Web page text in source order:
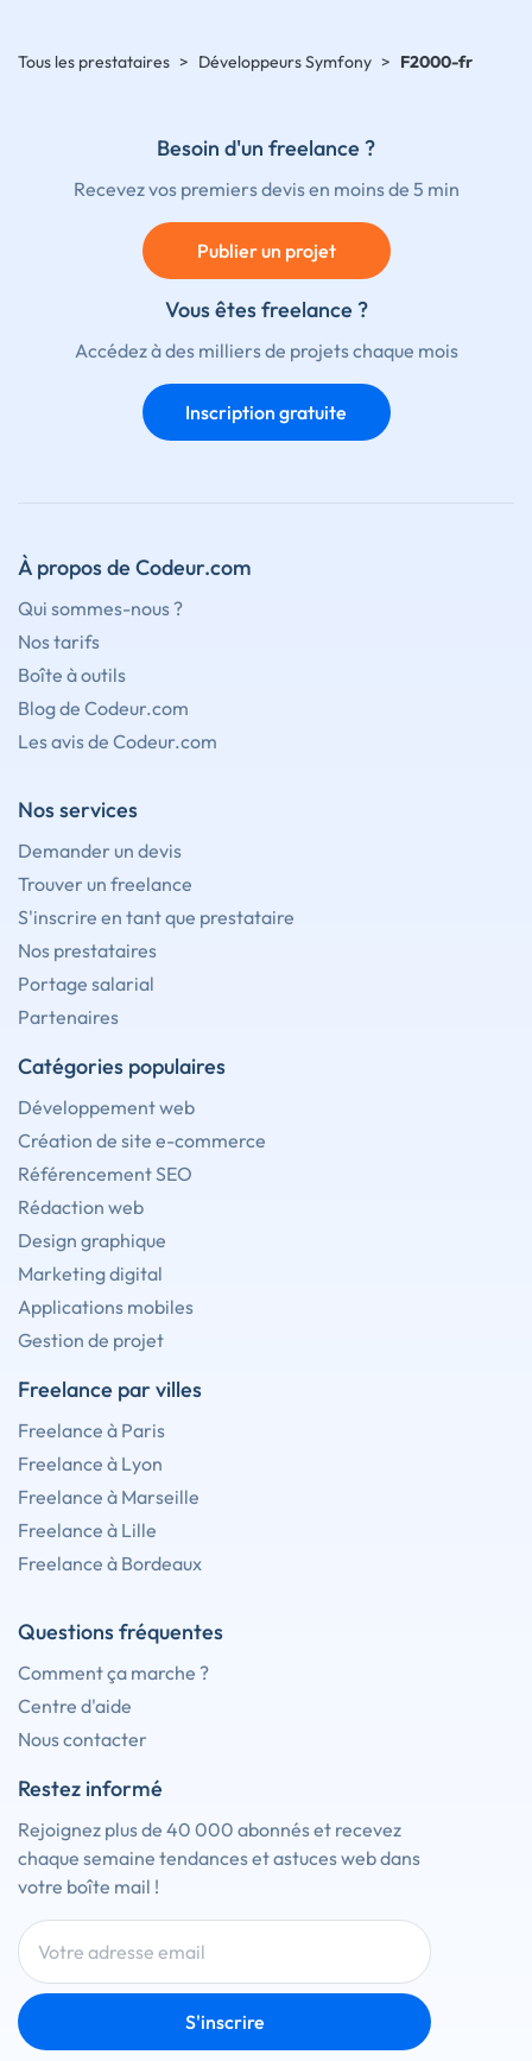
Tous les prestataires > Développeurs Symfony > F2000-fr
Besoin d'un freelance ?
Recevez vos premiers devis en moins de 5 min
Publier un projet
Vous êtes freelance ?
Accédez à des milliers de projets chaque mois
Inscription gratuite
À propos de Codeur.com
Qui sommes-nous ?
Nos tarifs
Boîte à outils
Blog de Codeur.com
Les avis de Codeur.com
Nos services
Demander un devis
Trouver un freelance
S'inscrire en tant que prestataire
Nos prestataires
Portage salarial
Partenaires
Catégories populaires
Développement web
Création de site e-commerce
Référencement SEO
Rédaction web
Design graphique
Marketing digital
Applications mobiles
Gestion de projet
Freelance par villes
Freelance à Paris
Freelance à Lyon
Freelance à Marseille
Freelance à Lille
Freelance à Bordeaux
Questions fréquentes
Comment ça marche ?
Centre d'aide
Nous contacter
Restez informé
Rejoignez plus de 40 000 abonnés et recevez
chaque semaine tendances et astuces web dans
votre boîte mail !
S'inscrire